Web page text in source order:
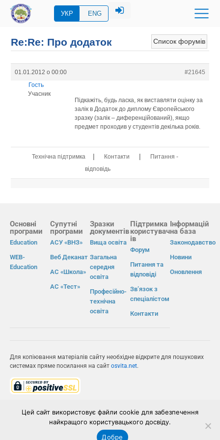
УКР ENG
Список форумів
Re:Re: Про додаток
01.01.2012 о 00:00
#21645
Гость
Учасник
Підкажіть, будь ласка, як виставляти оцінку за
залік в Додаток до диплому Європейського
зразку (залік – диференційований), якщо
предмет проходив у студентів декілька років.
Технічна підтримка | Контакти |
Питання -
відповідь
Основні
програми
Education
WEB-
Education
Супутні
програми
АСУ «ВНЗ»
Веб Деканат
АС «Школа»
АС «Тест»
Зразки
документів
Вища освіта
Загальна
середня
освіта
Професійно-
технічна
освіта
Підтримка
користувач
ів
Форум
Питання та
відповіді
Зв’язок з
спеціалістом
Контакти
Інформацій
на база
Законодавство
Новини
Оновлення
Для копіювання матеріалів сайту необхідне відкрите для пошукових
системах пряме посилання на сайт osvita.net.
ІВС «ОСВІТА»
Цей сайт використовує файли cookie для забезпечення
найкращого користувацького досвіду.
Добре